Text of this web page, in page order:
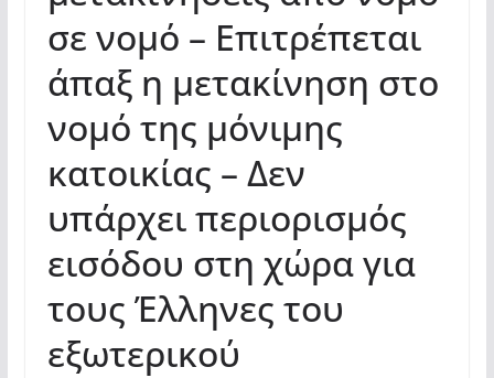
σε νομό – Επιτρέπεται
άπαξ η μετακίνηση στο
νομό της μόνιμης
κατοικίας – Δεν
υπάρχει περιορισμός
εισόδου στη χώρα για
τους Έλληνες του
εξωτερικού